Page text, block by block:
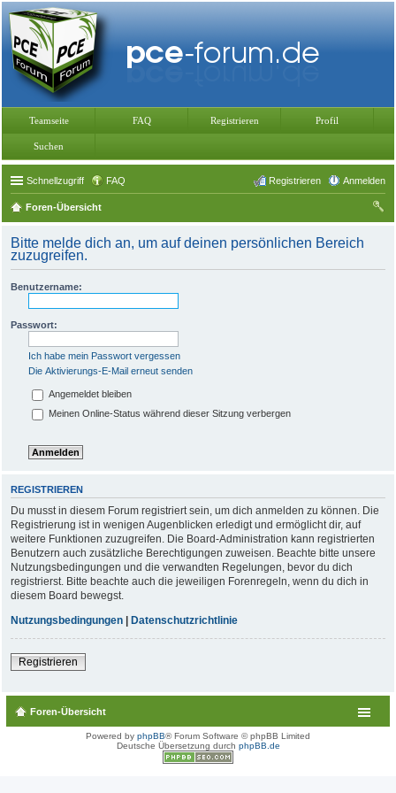
Teamseite FAQ Registrieren Profil
Suchen
Schnellzugriff FAQ Anmelden
Registrieren
Foren-Übersicht
Bitte melde dich an, um auf deinen persönlichen Bereich
zuzugreifen.
Benutzername:
Passwort:
Ich habe mein Passwort vergessen
Die Aktivierungs-E-Mail erneut senden
Angemeldet bleiben
Meinen Online-Status während dieser Sitzung verbergen
REGISTRIEREN
Du musst in diesem Forum registriert sein, um dich anmelden zu können. Die
Registrierung ist in wenigen Augenblicken erledigt und ermöglicht dir, auf
weitere Funktionen zuzugreifen. Die Board-Administration kann registrierten
Benutzern auch zusätzliche Berechtigungen zuweisen. Beachte bitte unsere
Nutzungsbedingungen und die verwandten Regelungen, bevor du dich
registrierst. Bitte beachte auch die jeweiligen Forenregeln, wenn du dich in
diesem Board bewegst.
Nutzungsbedingungen | Datenschutzrichtlinie
Registrieren
Foren-Übersicht
Powered by phpBB® Forum Software © phpBB Limited
Deutsche Übersetzung durch phpBB.de